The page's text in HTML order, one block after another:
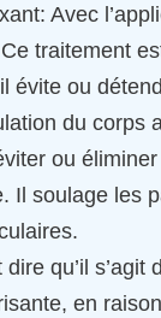
Avec
traitement
évite ou
du corps
ou
Il soulage les
qu’il s’agit
en